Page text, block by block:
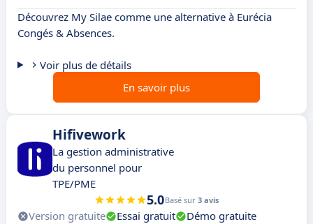
Découvrez My Silae comme une alternative à Eurécia
Congés & Absences.
Voir plus de détails
En savoir plus
Hifivework
La gestion administrative
du personnel pour
TPE/PME
5.0Basé sur 3 avis
Version gratuite Essai gratuit
Démo gratuite